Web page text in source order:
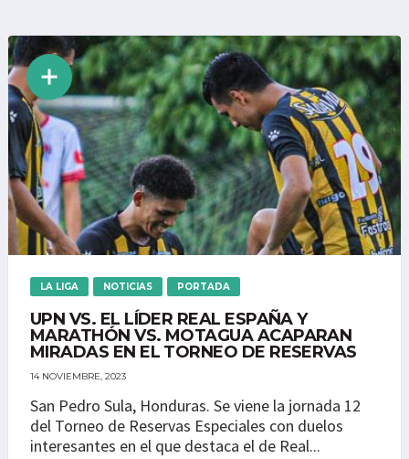
LA LIGA NOTICIAS PORTADA
UPN VS. EL LÍDER REAL ESPAÑA Y
MARATHÓN VS. MOTAGUA ACAPARAN
MIRADAS EN EL TORNEO DE RESERVAS
14 NOVIEMBRE, 2023
San Pedro Sula, Honduras. Se viene la jornada 12
del Torneo de Reservas Especiales con duelos
interesantes en el que destaca el de Real...